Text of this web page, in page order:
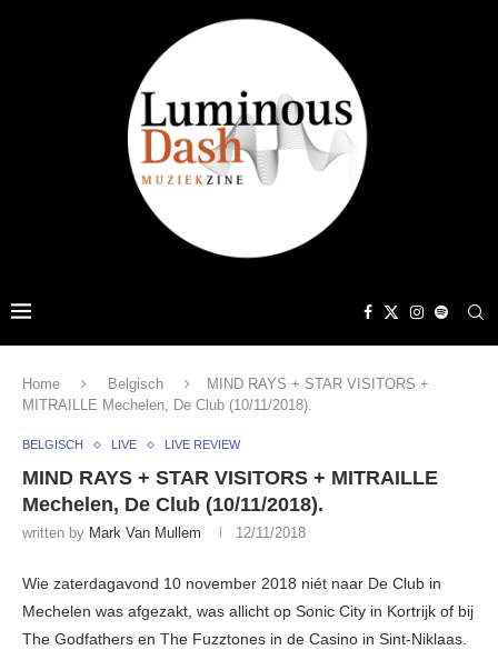
Home Belgisch
MIND RAYS + STAR VISITORS +
MITRAILLE Mechelen, De Club (10/11/2018).
BELGISCH LIVE LIVE REVIEW
MIND RAYS + STAR VISITORS + MITRAILLE
Mechelen, De Club (10/11/2018).
written by Mark Van Mullem 12/11/2018
Wie zaterdagavond 10 november 2018 niét naar De Club in
Mechelen was afgezakt, was allicht op Sonic City in Kortrijk of bij
The Godfathers en The Fuzztones in de Casino in Sint-Niklaas.